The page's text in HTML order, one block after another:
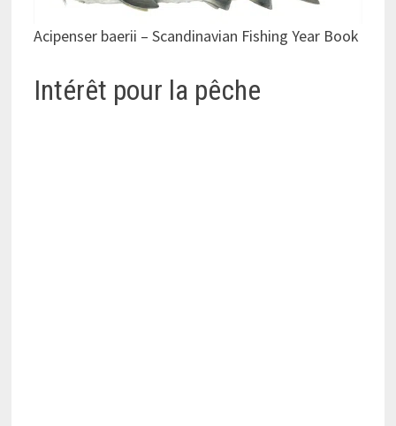
Acipenser baerii – Scandinavian Fishing Year Book
Intérêt pour la pêche